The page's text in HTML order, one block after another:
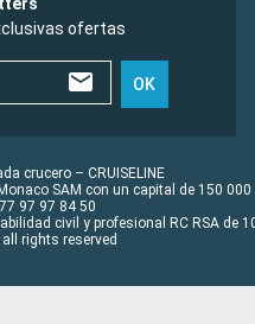
ofertas
OK
crucero – CRUISELINE
SAM con un capital de 150 000
97 97 84 50
civil y profesional RC RSA de
all rights reserved